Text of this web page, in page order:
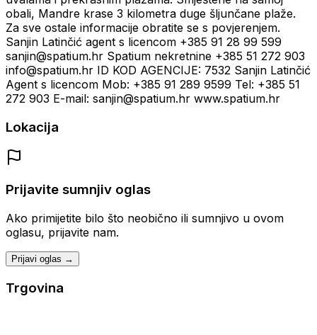
obali, Mandre krase 3 kilometra duge šljunčane plaže.
Za sve ostale informacije obratite se s povjerenjem.
Sanjin Latinčić agent s licencom +385 91 28 99 599
sanjin@spatium.hr Spatium nekretnine +385 51 272 903
info@spatium.hr ID KOD AGENCIJE: 7532 Sanjin Latinčić
Agent s licencom Mob: +385 91 289 9599 Tel: +385 51
272 903 E-mail: sanjin@spatium.hr www.spatium.hr
Lokacija
Prijavite sumnjiv oglas
Ako primijetite bilo što neobično ili sumnjivo u ovom
oglasu, prijavite nam.
Prijavi oglas →
Trgovina